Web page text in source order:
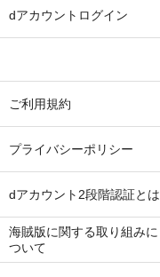
dアカウントログイン
ご利用規約
プライバシーポリシー
dアカウント2段階認証とは
海賊版に関する取り組みに
ついて